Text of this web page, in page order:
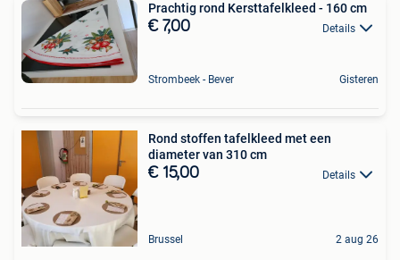
Prachtig rond Kersttafelkleed - 160 cm
€ 7,00 Details
Strombeek - Bever Gisteren
Rond stoffen tafelkleed met een
diameter van 310 cm
€ 15,00 Details
Brussel 2 aug 26